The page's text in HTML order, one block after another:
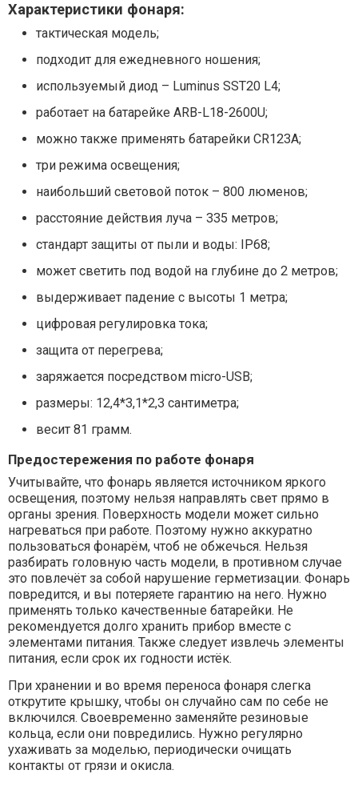
Характеристики фонаря:
тактическая модель;
подходит для ежедневного ношения;
используемый диод – Luminus SST20 L4;
работает на батарейке ARB-L18-2600U;
можно также применять батарейки CR123A;
три режима освещения;
наибольший световой поток – 800 люменов;
расстояние действия луча – 335 метров;
стандарт защиты от пыли и воды: IP68;
может светить под водой на глубине до 2 метров;
выдерживает падение с высоты 1 метра;
цифровая регулировка тока;
защита от перегрева;
заряжается посредством micro-USB;
размеры: 12,4*3,1*2,3 сантиметра;
весит 81 грамм.
Предостережения по работе фонаря
Учитывайте, что фонарь является источником яркого
освещения, поэтому нельзя направлять свет прямо в
органы зрения. Поверхность модели может сильно
нагреваться при работе. Поэтому нужно аккуратно
пользоваться фонарём, чтоб не обжечься. Нельзя
разбирать головную часть модели, в противном случае
это повлечёт за собой нарушение герметизации. Фонарь
повредится, и вы потеряете гарантию на него. Нужно
применять только качественные батарейки. Не
рекомендуется долго хранить прибор вместе с
элементами питания. Также следует извлечь элементы
питания, если срок их годности истёк.
При хранении и во время переноса фонаря слегка
открутите крышку, чтобы он случайно сам по себе не
включился. Своевременно заменяйте резиновые
кольца, если они повредились. Нужно регулярно
ухаживать за моделью, периодически очищать
контакты от грязи и окисла.